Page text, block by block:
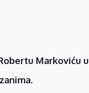
Markoviću